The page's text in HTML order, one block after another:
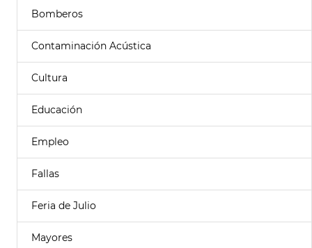
Bomberos
Contaminación Acústica
Cultura
Educación
Empleo
Fallas
Feria de Julio
Mayores